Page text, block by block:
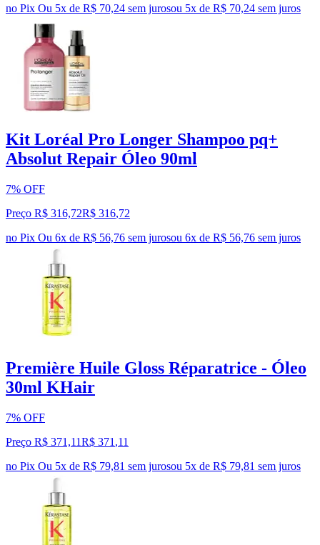
no Pix Ou 5x de R$ 70,24 sem jurosou 5x de R$ 70,24 sem juros
Kit Loréal Pro Longer Shampoo pq+
Absolut Repair Óleo 90ml
7% OFF
Preço R$ 316,72R$ 316,72
no Pix Ou 6x de R$ 56,76 sem jurosou 6x de R$ 56,76 sem juros
Première Huile Gloss Réparatrice - Óleo
30ml KHair
7% OFF
Preço R$ 371,11R$ 371 ,11
no Pix Ou 5x de R$ 79,81 sem jurosou 5x de R$ 79,81 sem juros